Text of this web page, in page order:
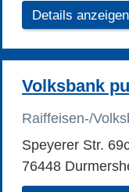
Details anzeigen
Volksbank
Raiffeisen-/
Speyerer Str.
76448